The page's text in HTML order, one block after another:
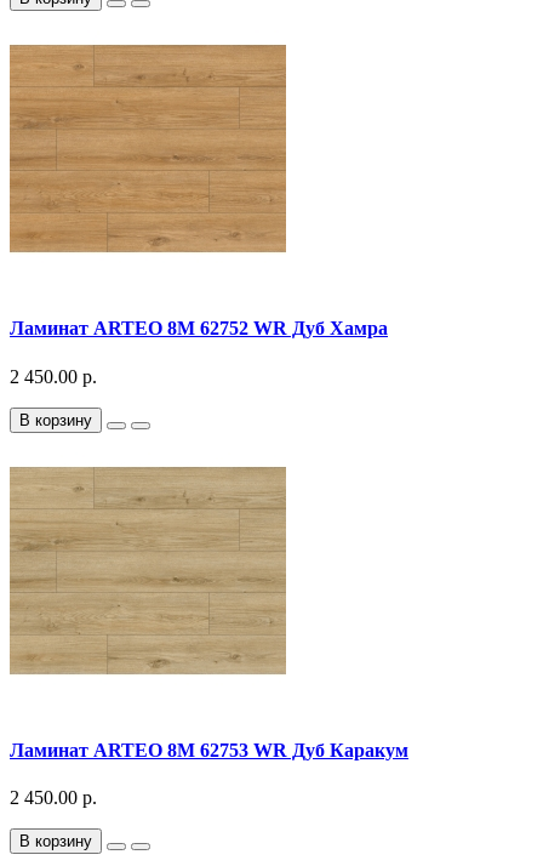
Ламинат ARTEO 8M 62752 WR Дуб Хамра
2 450.00 р.
В корзину
Ламинат ARTEO 8M 62753 WR Дуб Каракум
2 450.00 р.
В корзину